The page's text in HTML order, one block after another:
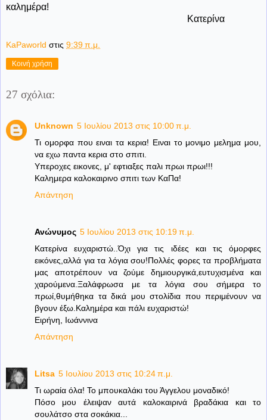
καλημέρα!
Κατερίνα
KaPaworld στις 9:39 π.μ.
Κοινή χρήση
27 σχόλια:
Unknown 5 Ιουλίου 2013 στις 10:00 π.μ.
Τι ομορφα που ειναι τα κερια! Ειναι το μονιμο μελημα μου,
να εχω παντα κερια στο σπιτι.
Υπεροχες εικονες, μ' εφτιαξες παλι πρωι πρωι!!!
Καλημερα καλοκαιρινο σπιτι των ΚαΠα!
Απάντηση
Ανώνυμος 5 Ιουλίου 2013 στις 10:19 π.μ.
Κατερίνα ευχαριστώ..Όχι για τις ιδέες και τις όμορφες
εικόνες,αλλά για τα λόγια σου!Πολλές φορες τα προβλήματα
μας αποτρέπουν να ζούμε δημιουργικά,ευτυχισμένα και
χαρούμενα.Ξαλάφρωσα με τα λόγια σου σήμερα το
πρωί,θυμήθηκα τα δικά μου στολίδια που περιμένουν να
βγουν έξω.Καλημέρα και πάλι ευχαριστώ!
Ειρήνη, Ιωάννινα
Απάντηση
Litsa 5 Ιουλίου 2013 στις 10:24 π.μ.
Τι ωραία όλα! Το μπουκαλάκι του Άγγελου μοναδικό!
Πόσο μου έλειψαν αυτά καλοκαιρινά βραδάκια και το
σουλάτσο στα σοκάκια...